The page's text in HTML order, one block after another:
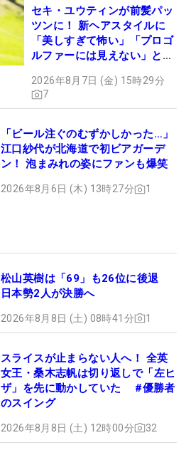
セキ・ユウティンが前髪パッ
ツンに！ 新ヘアスタイルに
「美しすぎて怖い」「プロゴ
ルファーには見えない」とコ
2026年8月7日 (金) 15時29分
7
「ビール注ぐのむずかしかった…」
江口紗代が北海道で初ビアガーデ
ン！ 泡まみれの姿にファンも爆笑
2026年8月6日 (木) 13時27分 1
松山英樹は「69」も26位に後退
日本勢2人が決勝へ
2026年8月8日 (土) 08時41分 1
スライスが止まらない人へ！ 全英
女王・桑木志帆は切り返しで「左ヒ
ザ」を先に動かしていた #優勝者
のスイング
2026年8月8日 (土) 12時00分 32